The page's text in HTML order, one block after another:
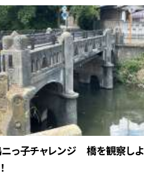
っ子チャレンジ 橋を観察しよ